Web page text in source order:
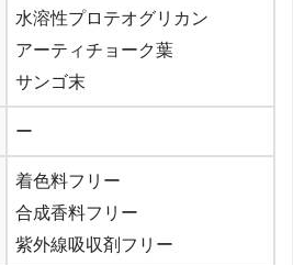
水溶性プロテオグリカン
アーティチョーク葉
サンゴ末
ー
着色料フリー
合成香料フリー
紫外線吸収剤フリー